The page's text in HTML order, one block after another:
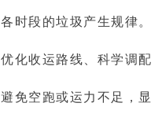
时段的垃圾产生规律。
化收运路线、科学调配
免空跑或运力不足，显